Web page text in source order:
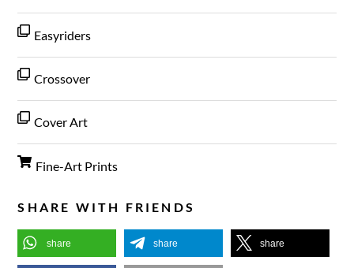
Easyriders
Crossover
Cover Art
Fine-Art Prints
SHARE WITH FRIENDS
share share share